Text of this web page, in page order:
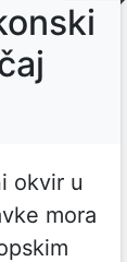
okvir u
mora